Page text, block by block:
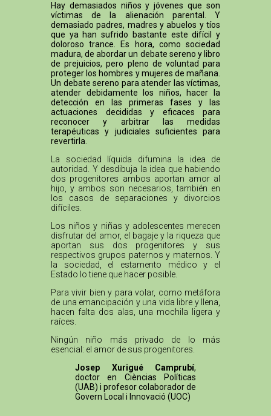
Hay demasiados niños y jóvenes que son
víctimas de la alienación parental. Y
demasiado padres, madres y abuelos y tíos
que ya han sufrido bastante este difícil y
doloroso trance. Es hora, como sociedad
madura, de abordar un debate sereno y libro
de prejuicios, pero pleno de voluntad para
proteger los hombres y mujeres de mañana.
Un debate sereno para atender las víctimas,
atender debidamente los niños, hacer la
detección en las primeras fases y las
actuaciones decididas y eficaces para
reconocer y arbitrar las medidas
terapéuticas y judiciales suficientes para
revertirla.
La sociedad líquida difumina la idea de
autoridad. Y desdibuja la idea que habiendo
dos progenitores ambos aportan amor al
hijo, y ambos son necesarios, también en
los casos de separaciones y divorcios
difíciles.
Los niños y niñas y adolescentes merecen
disfrutar del amor, el bagaje y la riqueza que
aportan sus dos progenitores y sus
respectivos grupos paternos y maternos. Y
la sociedad, el estamento médico y el
Estado lo tiene que hacer posible.
Para vivir bien y para volar, como metáfora
de una emancipación y una vida libre y llena,
hacen falta dos alas, una mochila ligera y
raíces.
Ningún niño más privado de lo más
esencial: el amor de sus progenitores.
Josep Xurigué Camprubí,
doctor en Cièncias Políticas
(UAB) i profesor colaborador de
Govern Local i Innovació (UOC)